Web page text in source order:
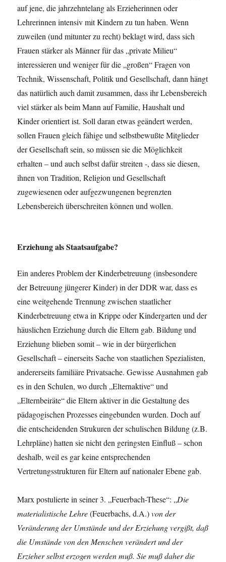
auf jene, die jahrzehntelang als Erzieherinnen oder
Lehrerinnen intensiv mit Kindern zu tun haben. Wenn
zuweilen (und mitunter zu recht) beklagt wird, dass sich
Frauen stärker als Männer für das „private Milieu“
interessieren und weniger für die „großen“ Fragen von
Technik, Wissenschaft, Politik und Gesellschaft, dann hängt
das natürlich auch damit zusammen, dass ihr Lebensbereich
viel stärker als beim Mann auf Familie, Haushalt und
Kinder orientiert ist. Soll daran etwas geändert werden,
sollen Frauen gleich fähige und selbstbewußte Mitglieder
der Gesellschaft sein, so müssen sie die Möglichkeit
erhalten – und auch selbst dafür streiten -, dass sie diesen,
ihnen von Tradition, Religion und Gesellschaft
zugewiesenen oder aufgezwungenen begrenzten
Lebensbereich überschreiten können und wollen.
Erziehung als Staatsaufgabe?
Ein anderes Problem der Kinderbetreuung (insbesondere
der Betreuung jüngerer Kinder) in der DDR war, dass es
eine weitgehende Trennung zwischen staatlicher
Kinderbetreuung etwa in Krippe oder Kindergarten und der
häuslichen Erziehung durch die Eltern gab. Bildung und
Erziehung blieben somit – wie in der bürgerlichen
Gesellschaft – einerseits Sache von staatlichen Spezialisten,
andererseits familiäre Privatsache. Gewisse Ausnahmen gab
es in den Schulen, wo durch „Elternaktive“ und
„Elternbeiräte“ die Eltern aktiver in die Gestaltung des
pädagogischen Prozesses eingebunden wurden. Doch auf
die entscheidenden Strukuren der schulischen Bildung (z.B.
Lehrpläne) hatten sie nicht den geringsten Einfluß – schon
deshalb, weil es gar keine entsprechenden
Vertretungsstrukturen für Eltern auf nationaler Ebene gab.
Marx postulierte in seiner 3. „Feuerbach-These“: „Die
materialistischeLehre(Feuerbachs, d.A.)vonder
VeränderungderUmständeundderErziehungvergißt, daß
die UmständevondenMenschenverändertundder
Erzieherselbsterzogenwerdenmuß. Siemußdaherdie